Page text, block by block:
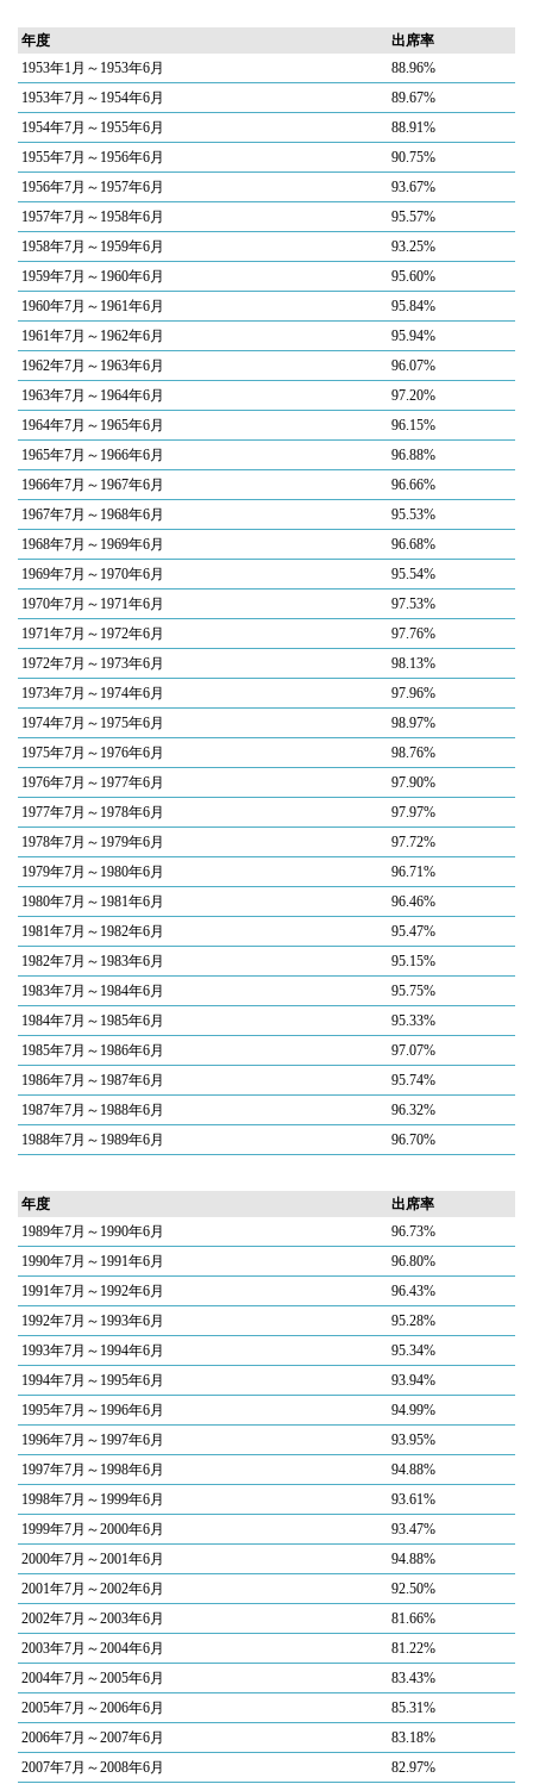
年度
出席率
1953年1月～1953年6月
88.96%
1953年7月～1954年6月
89.67%
1954年7月～1955年6月
88.91%
1955年7月～1956年6月
90.75%
1956年7月～1957年6月
93.67%
1957年7月～1958年6月
95.57%
1958年7月～1959年6月
93.25%
1959年7月～1960年6月
95.60%
1960年7月～1961年6月
95.84%
1961年7月～1962年6月
95.94%
1962年7月～1963年6月
96.07%
1963年7月～1964年6月
97.20%
1964年7月～1965年6月
96.15%
1965年7月～1966年6月
96.88%
1966年7月～1967年6月
96.66%
1967年7月～1968年6月
95.53%
1968年7月～1969年6月
96.68%
1969年7月～1970年6月
95.54%
1970年7月～1971年6月
97.53%
1971年7月～1972年6月
97.76%
1972年7月～1973年6月
98.13%
1973年7月～1974年6月
97.96%
1974年7月～1975年6月
98.97%
1975年7月～1976年6月
98.76%
1976年7月～1977年6月
97.90%
1977年7月～1978年6月
97.97%
1978年7月～1979年6月
97.72%
1979年7月～1980年6月
96.71%
1980年7月～1981年6月
96.46%
1981年7月～1982年6月
95.47%
1982年7月～1983年6月
95.15%
1983年7月～1984年6月
95.75%
1984年7月～1985年6月
95.33%
1985年7月～1986年6月
97.07%
1986年7月～1987年6月
95.74%
1987年7月～1988年6月
96.32%
1988年7月～1989年6月
96.70%
年度
出席率
1989年7月～1990年6月
96.73%
1990年7月～1991年6月
96.80%
1991年7月～1992年6月
96.43%
1992年7月～1993年6月
95.28%
1993年7月～1994年6月
95.34%
1994年7月～1995年6月
93.94%
1995年7月～1996年6月
94.99%
1996年7月～1997年6月
93.95%
1997年7月～1998年6月
94.88%
1998年7月～1999年6月
93.61%
1999年7月～2000年6月
93.47%
2000年7月～2001年6月
94.88%
2001年7月～2002年6月
92.50%
2002年7月～2003年6月
81.66%
2003年7月～2004年6月
81.22%
2004年7月～2005年6月
83.43%
2005年7月～2006年6月
85.31%
2006年7月～2007年6月
83.18%
2007年7月～2008年6月
82.97%